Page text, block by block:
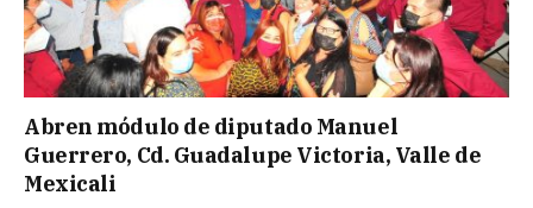
Abren módulo de diputado Manuel
Guerrero, Cd. Guadalupe Victoria, Valle de
Mexicali